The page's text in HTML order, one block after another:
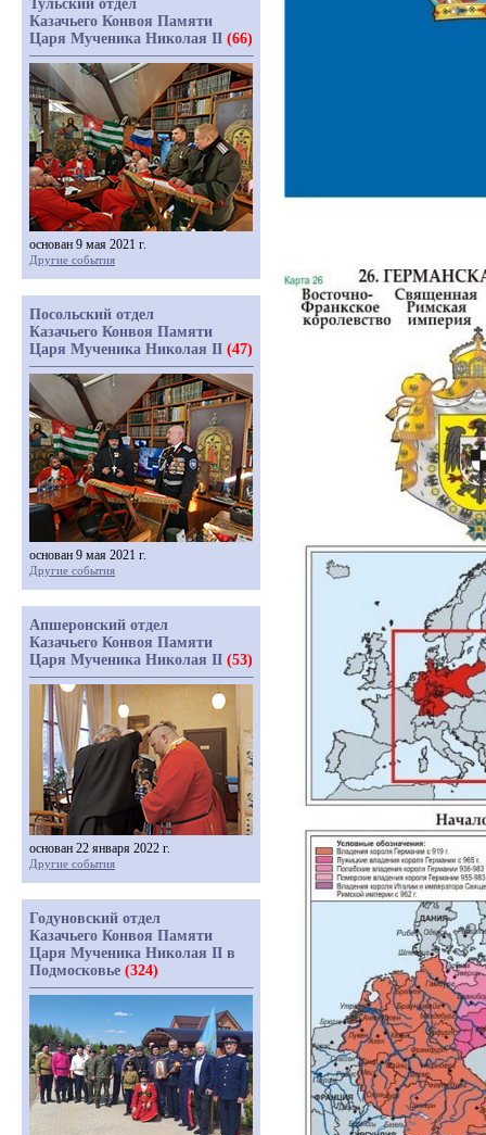
Тульский отдел
Казачьего Конвоя Памяти
Царя Мученика Николая II (66)
основан 9 мая 2021 г.
Другие события
Посольский отдел
Казачьего Конвоя Памяти
Царя Мученика Николая II (47)
основан 9 мая 2021 г.
Другие события
Апшеронский отдел
Казачьего Конвоя Памяти
Царя Мученика Николая II (53)
основан 22 января 2022 г.
Другие события
Годуновский отдел
Казачьего Конвоя Памяти
Царя Мученика Николая II в
Подмосковье (324)